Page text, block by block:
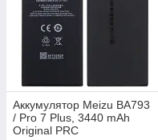
Аккумулятор Meizu BA793
/ Pro 7 Plus, 3440 mAh
Original PRC